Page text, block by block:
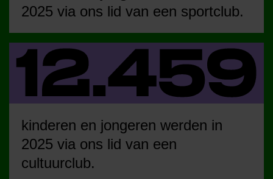
2025 via ons lid van een sportclub.
kinderen en jongeren werden in
2025 via ons lid van een
cultuurclub.